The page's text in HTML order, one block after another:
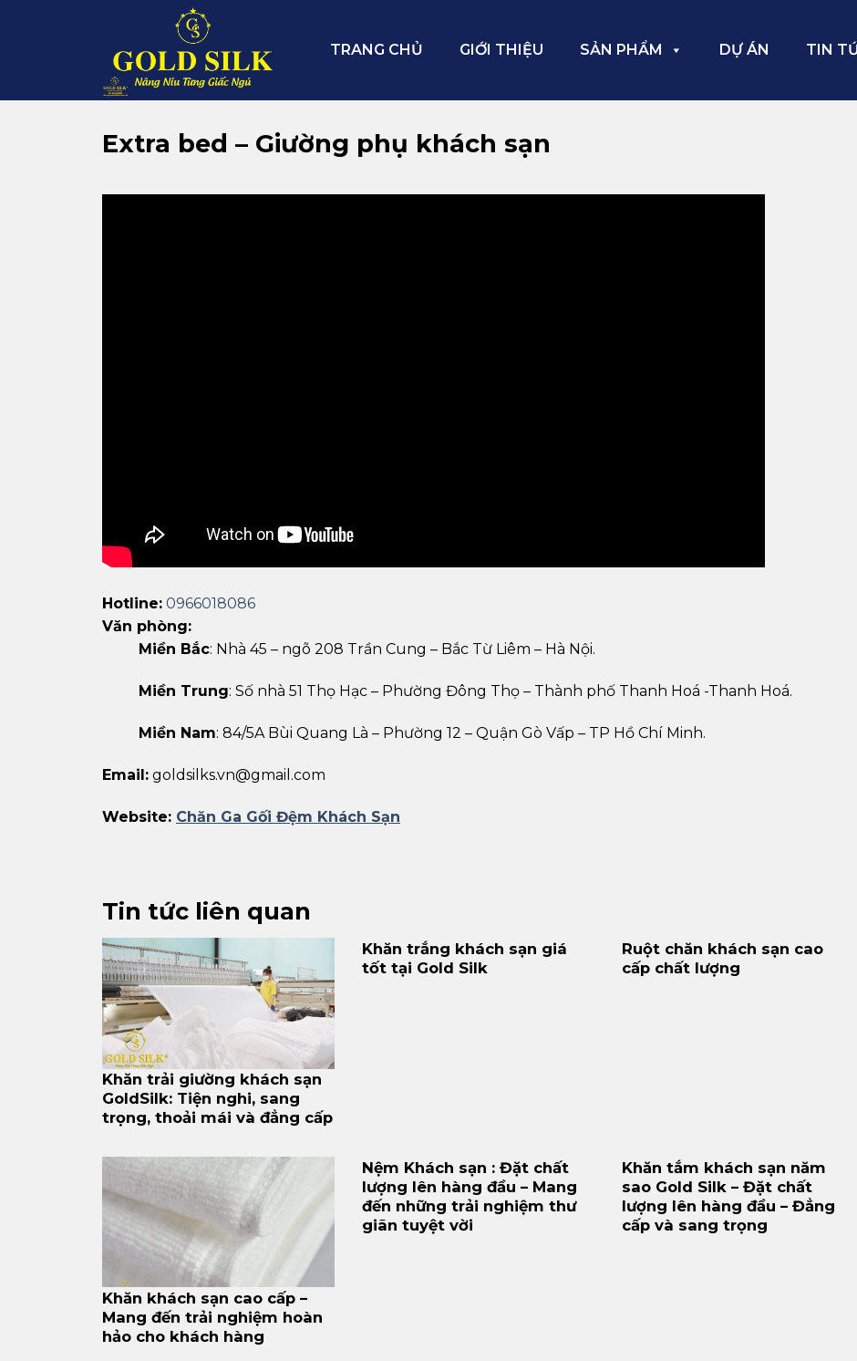
TRANG CHỦ GIỚI THIỆU SẢN PHẨM DỰ ÁN TIN
Extra bed – Giường phụ khách sạn
Hotline: 0966018086
Văn phòng:
Miền Bắc: Nhà 45 – ngõ 208 Trần Cung – Bắc Từ Liêm – Hà Nội.
Miền Trung: Số nhà 51 Thọ Hạc – Phường Đông Thọ – Thành phố Thanh Hoá -Thanh Hoá.
Miền Nam: 84/5A Bùi Quang Là – Phường 12 – Quận Gò Vấp – TP Hồ Chí Minh.
Email: goldsilks.vn@gmail.com
Website: Chăn Ga Gối Đệm Khách Sạn
Tin tức liên quan
Khăn trải giường khách sạn
GoldSilk: Tiện nghi, sang
trọng, thoải mái và đẳng cấp
Khăn trắng khách sạn giá
tốt tại Gold Silk
Ruột chăn khách sạn cao
cấp chất lượng
Khăn khách sạn cao cấp –
Mang đến trải nghiệm hoàn
hảo cho khách hàng
Nệm Khách sạn : Đặt chất
lượng lên hàng đầu – Mang
đến những trải nghiệm thư
giãn tuyệt vời
Khăn tắm khách sạn năm
sao Gold Silk – Đặt chất
lượng lên hàng đầu – Đẳng
cấp và sang trọng